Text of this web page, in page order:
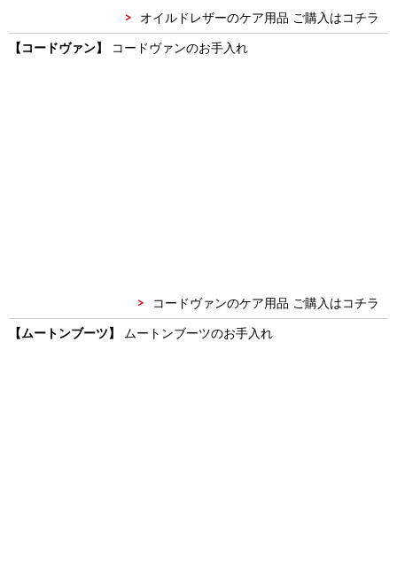
オイルドレザーのケア用品 ご購入はコチラ
【コードヴァン】 コードヴァンのお手入れ
コードヴァンのケア用品 ご購入はコチラ
【ムートンブーツ】 ムートンブーツのお手入れ